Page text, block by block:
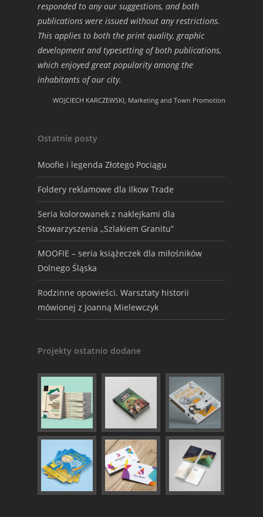
responded to any our suggestions, and both
publications were issued without any restrictions.
This applies to both the print quality, graphic
development and typesetting of both publications,
which enjoyed great popularity among the
inhabitants of our city.
WOJCIECH KARCZEWSKI, Marketing and Town Promotion
Ostatnie posty
Moofie i legenda Złotego Pociągu
Foldery reklamowe dla Ilkow Trade
Seria kolorowanek z naklejkami dla
Stowarzyszenia „Szlakiem Granitu”
MOOFIE – seria książeczek dla miłośników
Dolnego Śląska
Rodzinne opowieści. Warsztaty historii
mówionej z Joanną Mielewczyk
Projekty ostatnio dodane